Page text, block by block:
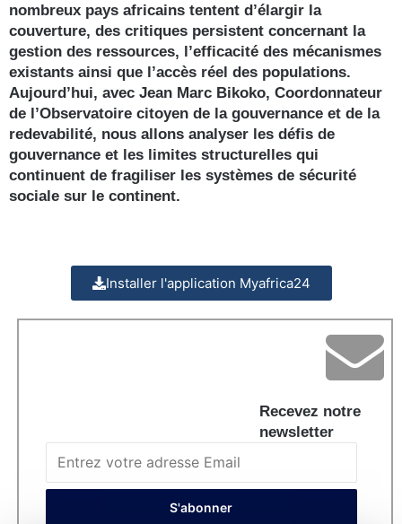
nombreux pays africains tentent d’élargir la
couverture, des critiques persistent concernant la
gestion des ressources, l’efficacité des mécanismes
existants ainsi que l’accès réel des populations.
Aujourd’hui, avec Jean Marc Bikoko, Coordonnateur
de l’Observatoire citoyen de la gouvernance et de la
redevabilité, nous allons analyser les défis de
gouvernance et les limites structurelles qui
continuent de fragiliser les systèmes de sécurité
sociale sur le continent.
Installer l'application Myafrica24
Recevez notre
newsletter